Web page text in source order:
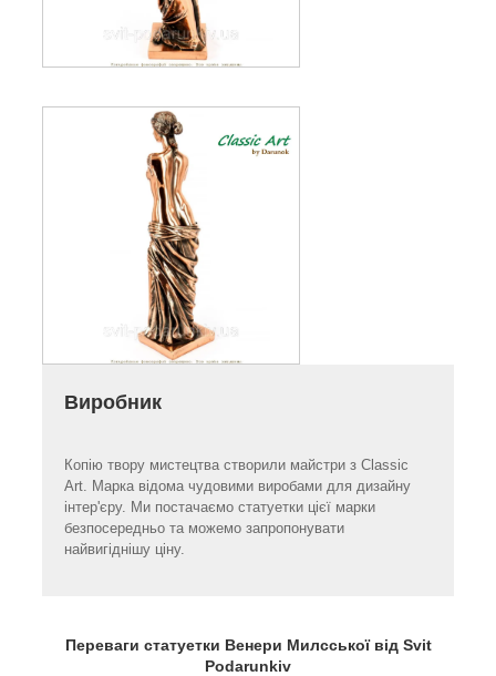
Виробник
Копію твору мистецтва створили майстри з Classic
Art. Марка відома чудовими виробами для дизайну
інтер'єру. Ми постачаємо статуетки цієї марки
безпосередньо та можемо запропонувати
найвигіднішу ціну.
Переваги статуетки Венери Милсської від Svit
Podarunkiv